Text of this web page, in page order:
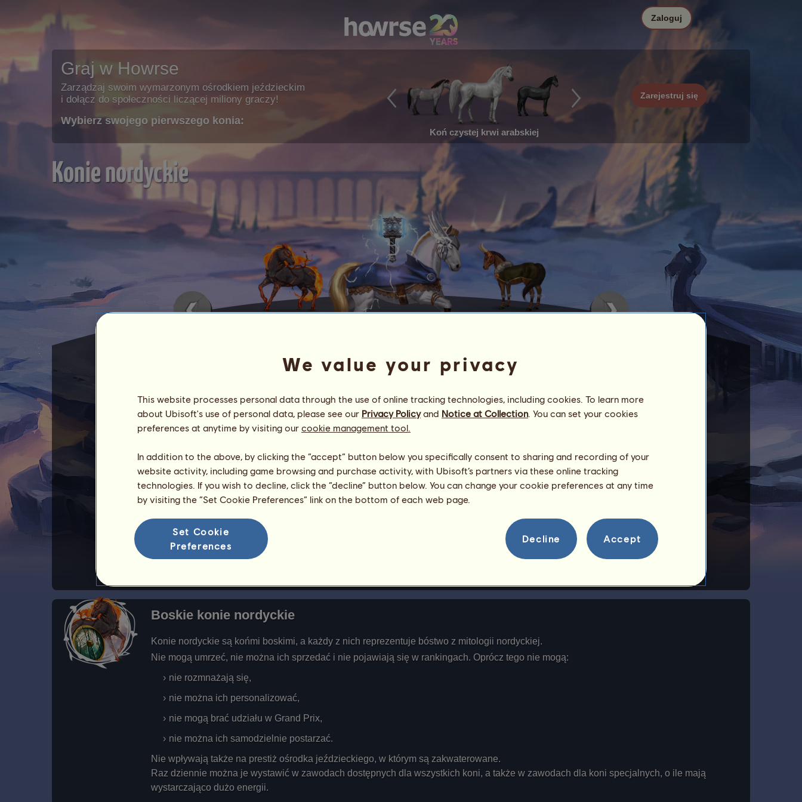
Graj w Howrse
Zarządzaj swoim wymarzonym ośrodkiem jeździeckim
i dołącz do społeczności liczącej miliony graczy!
Wybierz swojego pierwszego konia:
Koń czystej krwi arabskiej
Zarejestruj się
Zaloguj
Konie nordyckie
THOR
Thor jest jednym z koni nordyckich
Unieś zasłonę, która spowiła nordyckie krainy, zdobywając punkty za przejażdżki do Asgardu, Midgardu i Niflheimu –
tylko ostrożnie wybieraj miejsca na przejażdżkę!
Gdy zdobędziesz 420 pkt, zasłona uniesie się, a Thor da Ci nagrodę:
Piorun Zeusa
Konia Thor nie można sprzedać.
Jego umiejętności można rozwijać
Zobacz listę wszystkich posiadaczy konia Thor
Boskie konie nordyckie
Konie nordyckie są końmi boskimi, a każdy z nich reprezentuje bóstwo z mitologii nordyckiej.
Nie mogą umrzeć, nie można ich sprzedać i nie pojawiają się w rankingach. Oprócz tego nie mogą:
nie rozmnażają się,
nie można ich personalizować,
nie mogą brać udziału w Grand Prix,
nie można ich samodzielnie postarzać.
Nie wpływają także na prestiż ośrodka jeździeckiego, w którym są zakwaterowane.
Raz dziennie można je wystawić w zawodach dostępnych dla wszystkich koni, a także w zawodach dla koni specjalnych, o ile mają
wystarczająco dużo energii.
We value your privacy
This website processes personal data through the use of online tracking technologies, including cookies. To learn more
about Ubisoft's use of personal data, please see our Privacy Policyand Notice at Collection. You can set your cookies
preferences at anytime by visiting our cookie management tool.
In addition to the above, by clicking the “accept” button below you specifically consent to sharing and recording of your
website activity, including game browsing and purchase activity, with Ubisoft’s partners via these online tracking
technologies. If you wish to decline, click the “decline” button below. You can change your cookie preferences at any time
by visiting the “Set Cookie Preferences” link on the bottom of each web page.
Set Cookie
Preferences
Decline Accept